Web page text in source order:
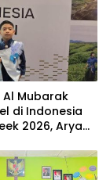
Al Mubarak
di Indonesia
2026, Arya
Ulos